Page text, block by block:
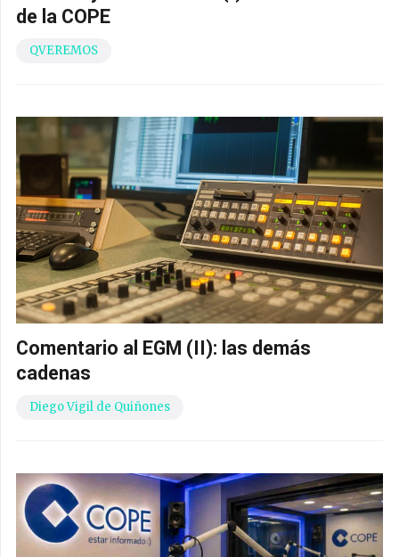
de la COPE
QVEREMOS
Comentario al EGM (II): las demás
cadenas
Diego Vigil de Quiñones